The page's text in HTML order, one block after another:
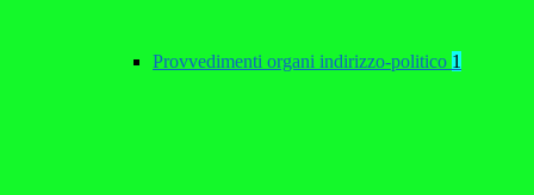
Provvedimenti organi indirizzo-politico 1